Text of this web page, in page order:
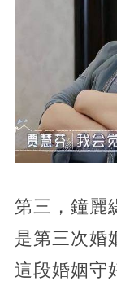
第三，鐘麗
是第三次婚
這段婚姻守